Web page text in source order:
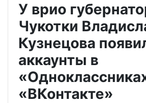
У врио
Чукотки
Кузнецова
аккаунты в
«ВКонтакте»